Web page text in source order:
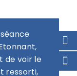
de voir le
ressorti,